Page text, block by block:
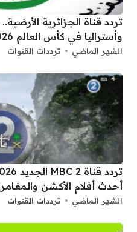
تردد قناة الجزائرية
وأستراليا في كأس العالم 2026؟
الشهر الماضي ترددات القنوات
أحدث أفلام الأكشن
الشهر الماضي ترددات القنوات